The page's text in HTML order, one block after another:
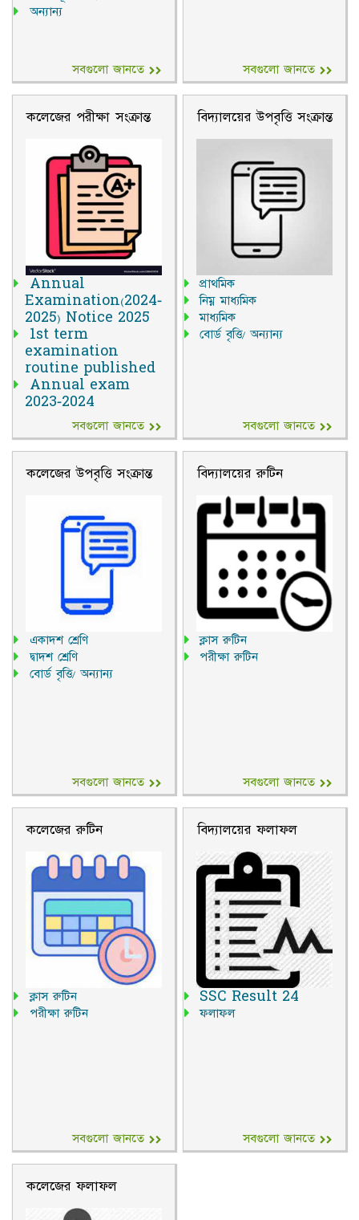
অন্যান্য
সবগুলো জানতে সবগুলো জানতে
কলেজের পরীক্ষা সংক্রান্ত
Annual
Examination(2024-
2025) Notice 2025
1st term
examination
routine published
Annual exam
2023-2024
1st term exam
Notice for
সবগুলো জানতে
বিদ্যালয়ের উপবৃত্তি সংক্রান্ত
প্রাথমিক
নিম্ন মাধ্যমিক
মাধ্যমিক
বোর্ড বৃত্তি/ অন্যান্য
সবগুলো জানতে
কলেজের উপবৃত্তি সংক্রান্ত
একাদশ শ্রেণি
দ্বাদশ শ্রেণি
বোর্ড বৃত্তি/ অন্যান্য
সবগুলো জানতে
বিদ্যালয়ের রুটিন
ক্লাস রুটিন
পরীক্ষা রুটিন
সবগুলো জানতে
কলেজের রুটিন
ক্লাস রুটিন
পরীক্ষা রুটিন
সবগুলো জানতে
বিদ্যালয়ের ফলাফল
SSC Result 24
ফলাফল
সবগুলো জানতে
কলেজের ফলাফল